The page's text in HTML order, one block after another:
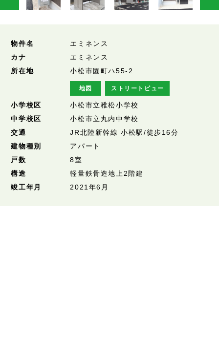
物件名
エミネンス
カナ
エミネンス
所在地
小松市園町ハ55-2
地図 ストリートビュー
小学校区
小松市立稚松小学校
中学校区
小松市立丸内中学校
交通
JR北陸新幹線 小松駅/徒歩16分
建物種別
アパート
戸数
8室
構造
軽量鉄骨造地上2階建
竣工年月
2021年6月